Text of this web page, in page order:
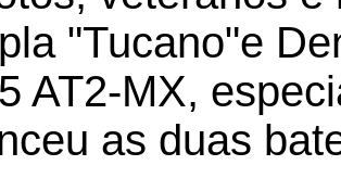
"Tucano"e
AT2-MX,
as duas